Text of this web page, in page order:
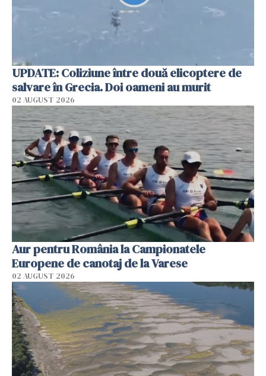
UPDATE: Coliziune între două elicoptere de
salvare în Grecia. Doi oameni au murit
02 AUGUST 2026
Aur pentru România la Campionatele
Europene de canotaj de la Varese
02 AUGUST 2026